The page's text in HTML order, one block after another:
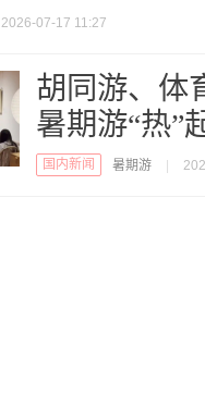
2026-07-17 11:27
胡同游、体
暑期游“热”
国内新闻 暑期游